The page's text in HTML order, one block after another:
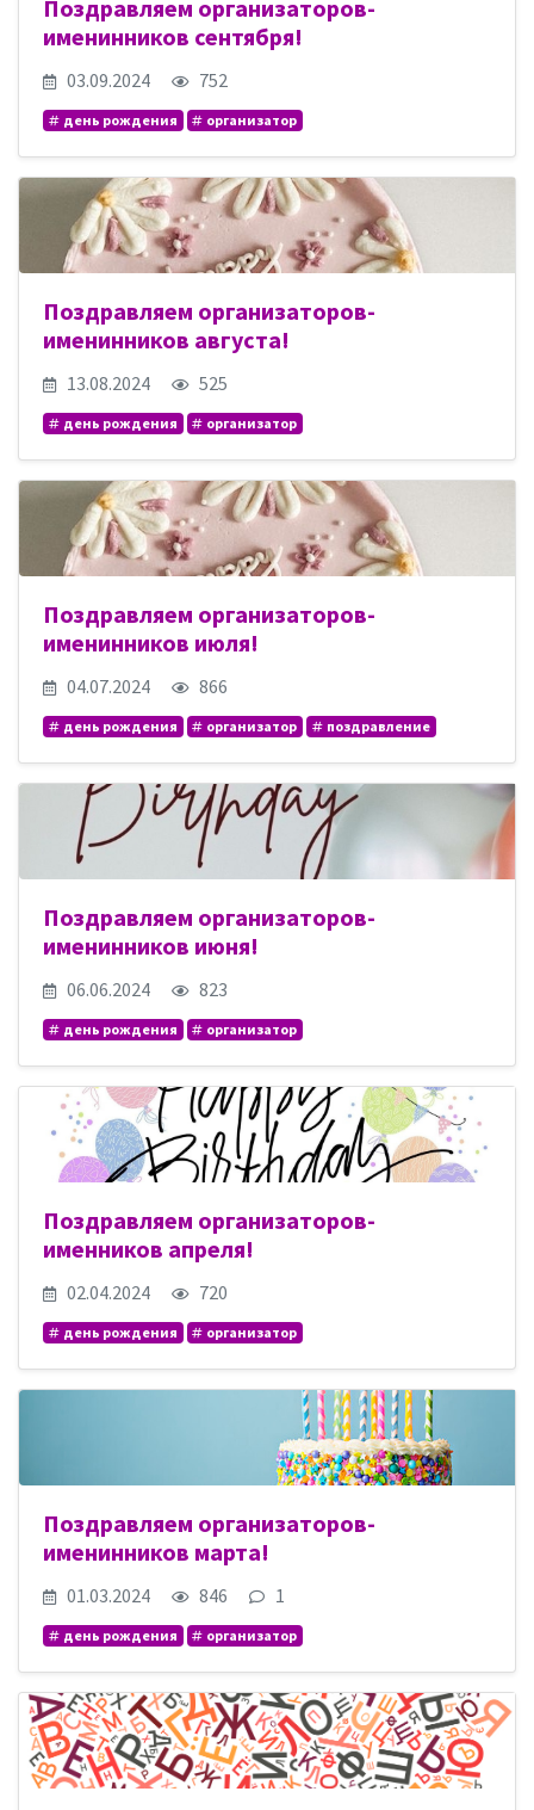
Поздравляем организаторов-
именинников сентября!
03.09.2024 752
день рождения организатор
Поздравляем организаторов-
именинников августа!
13.08.2024 525
день рождения организатор
Поздравляем организаторов-
именинников июля!
04.07.2024 866
день рождения организатор поздравление
Поздравляем организаторов-
именинников июня!
06.06.2024 823
день рождения организатор
Поздравляем организаторов-
именников апреля!
02.04.2024 720
день рождения организатор
Поздравляем организаторов-
именинников марта!
01.03.2024 846 1
день рождения организатор